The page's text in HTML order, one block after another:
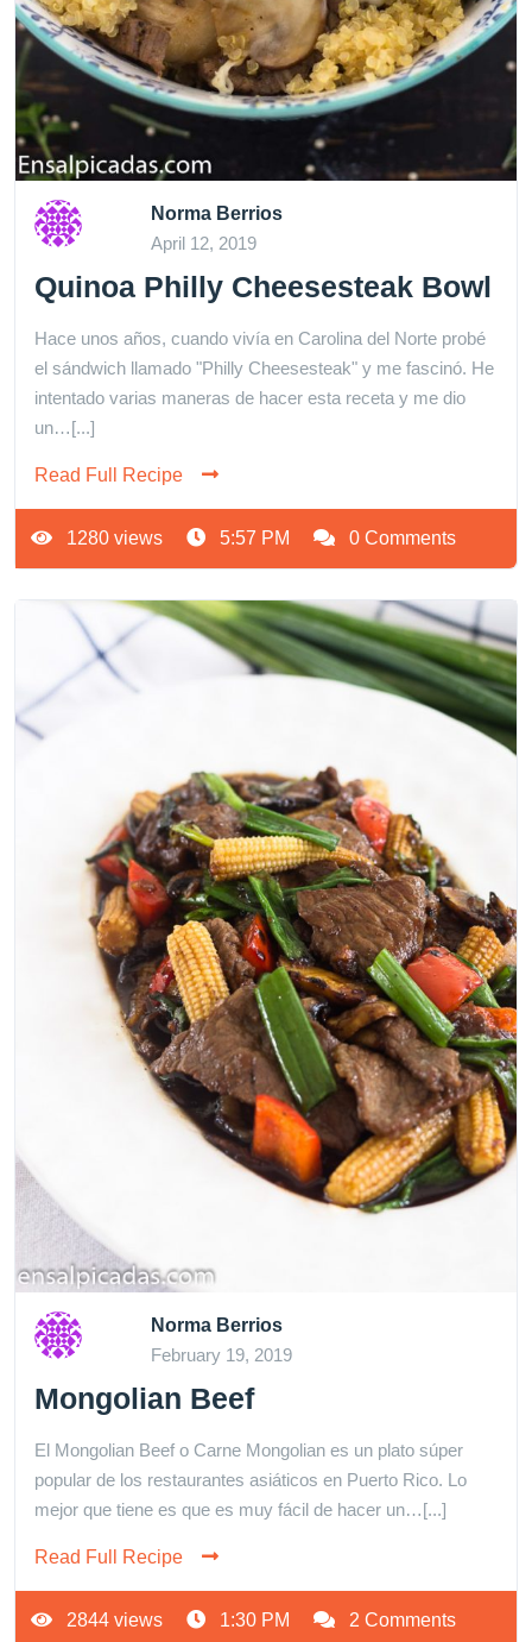
Norma Berrios
April 12, 2019
Quinoa Philly Cheesesteak Bowl
Hace unos años, cuando vivía en Carolina del Norte probé
el sándwich llamado "Philly Cheesesteak" y me fascinó. He
intentado varias maneras de hacer esta receta y me dio
un…[...]
Read Full Recipe
1280 views 5:57 PM 0 Comments
Norma Berrios
February 19, 2019
Mongolian Beef
El Mongolian Beef o Carne Mongolian es un plato súper
popular de los restaurantes asiáticos en Puerto Rico. Lo
mejor que tiene es que es muy fácil de hacer un…[...]
Read Full Recipe
2844 views 1:30 PM 2 Comments